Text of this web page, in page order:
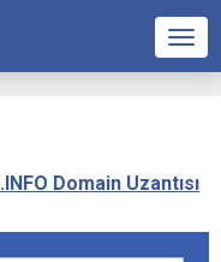
.INFO Domain Uzantısı